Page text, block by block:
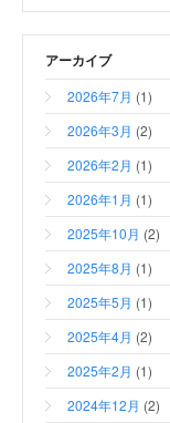
アーカイブ
2026年7月 (1)
2026年3月 (2)
2026年2月 (1)
2026年1月 (1)
2025年10月 (2)
2025年8月 (1)
2025年5月 (1)
2025年4月 (2)
2025年2月 (1)
2024年12月 (2)